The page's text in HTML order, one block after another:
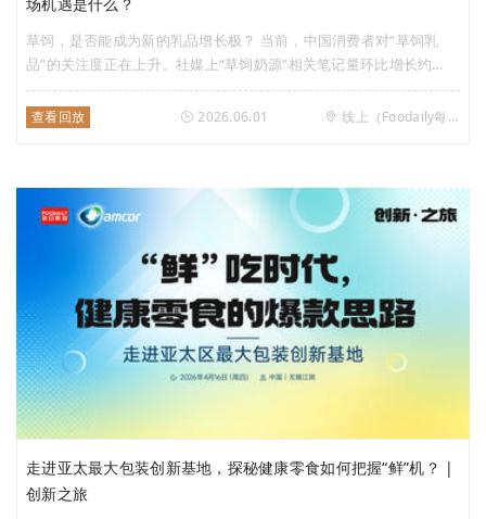
草饲，是否能成为新的乳品增长极？ 当前，中国消费者对“草饲乳
品”的关注度正在上升。社媒上“草饲奶源”相关笔记量环比增长约
66%，互动量提升超140%，用户关注度与参与度同步放大，整体热
度明显走高。 可以说，“草饲乳品”的消费需求已经形成，但行业仍面
可信的规则来界定和保护。 参考全球经验，政府层面的制度介入，
往往是产业走向成熟的关键一步。标准的出台，不仅是产业成熟的标
志，更是推动它从粗放增长迈向高质量发展的支点。 2025年，新西
兰正式发布国家级草饲标准。作为这一标准的实践者，恒天然及其旗
下安佳、安佳专业乳品、NZMP，是否有值得我们借鉴的经验？对于
中国市场而言，消费者的需求已被充分唤醒，但要把这股势能真正转
化为一个更成熟的产业赛道，还需要什么？ 6月1日（星期一）
16:00，Foodaily每日食品将对话恒天然、益普索，从技术、消费者
与趋势三个维度，共同探讨草饲乳品的破局之路。
查看回放 2026.06.01 线上（Foodaily每日食品视频号）
走进亚太最大包装创新基地，探秘健康零食如何把握“鲜”机？ |
创新之旅